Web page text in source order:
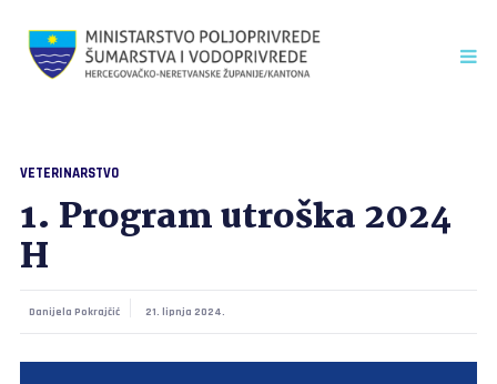
VETERINARSTVO
1. Program utroška 2024
H
Danijela Pokrajčić 21. lipnja 2024.